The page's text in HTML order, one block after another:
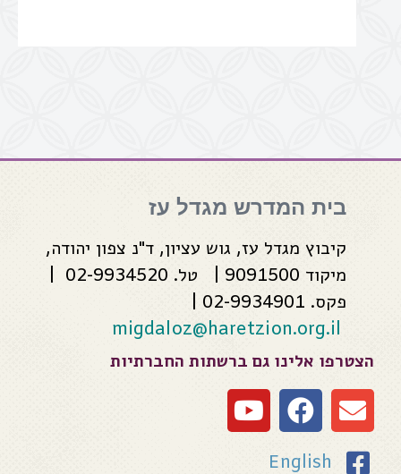
בית המדרש מגדל עז
קיבוץ מגדל עז, גוש עציון, ד"נ צפון יהודה,
מיקוד 9091500 | טל. 02-9934520 |
פקס. 02-9934901 |
migdaloz@haretzion.org.il
הצטרפו אלינו גם ברשתות החברתיות
English